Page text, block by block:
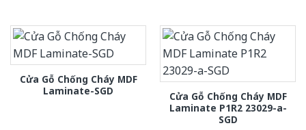
Cửa Gỗ Chống Cháy MDF
Laminate-SGD
Cửa Gỗ Chống Cháy MDF
Laminate P1R2 23029-a-
SGD